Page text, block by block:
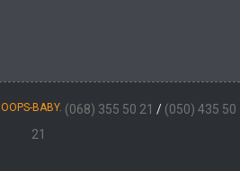
OOPS-BABY. (068) 355 50 21 / (050) 435 50
21